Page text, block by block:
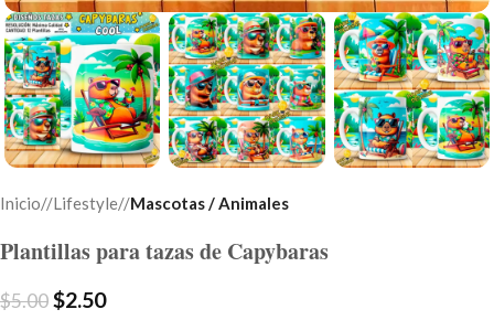
Inicio/ Lifestyle/ Mascotas / Animales
Plantillas para tazas de Capybaras
$5.00$2.50